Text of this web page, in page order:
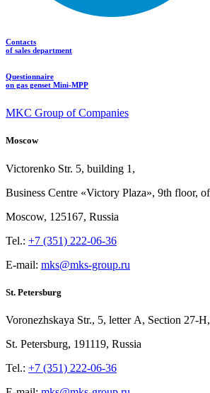
Contacts
of sales department
Questionnaire
on gas genset Mini-MPP
MKC Group of Companies
Moscow
Victorenko Str. 5, building 1,
Business Centre «Victory Plaza», 9th floor,
Moscow, 125167, Russia
Tel.: +7 (351) 222-06-36
E-mail: mks@mks-group.ru
St. Petersburg
Voronezhskaya Str., 5, letter A, Section 27-
St. Petersburg, 191119, Russia
Tel.: +7 (351) 222-06-36